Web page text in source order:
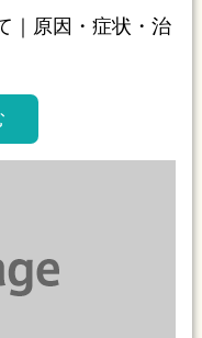
｜原因・症状・治